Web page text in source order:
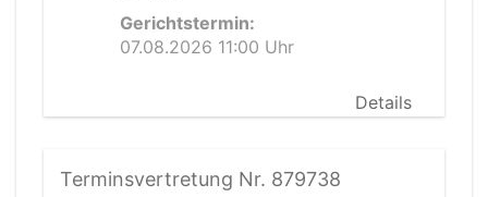
Gerichtstermin:
07.08.2026 11:00 Uhr
Details
Terminsvertretung Nr. 879738